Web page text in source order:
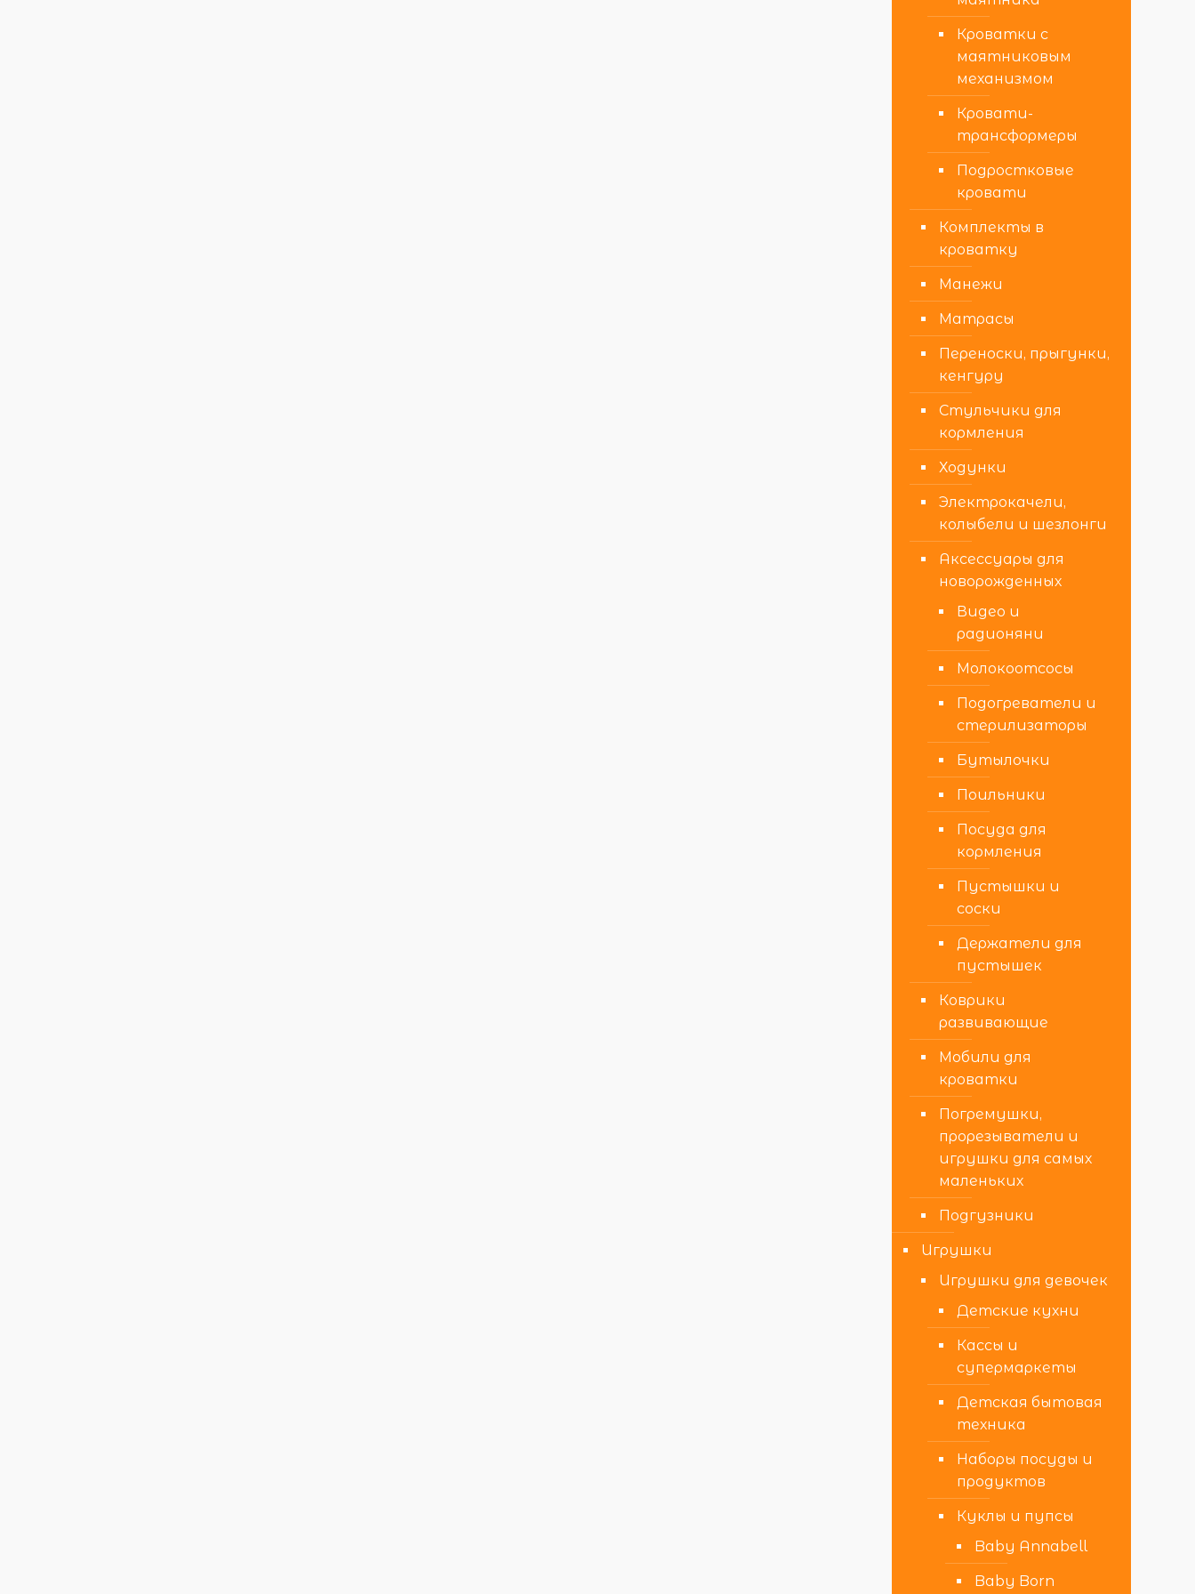
Кроватки с
маятниковым
механизмом
Кровати-
трансформеры
Подростковые
кровати
Комплекты в
кроватку
Манежи
Матрасы
Переноски, прыгунки,
кенгуру
Стульчики для
кормления
Ходунки
Электрокачели,
колыбели и шезлонги
Аксессуары для
новорожденных
Видео и
радионяни
Молокоотсосы
Подогреватели и
стерилизаторы
Бутылочки
Поильники
Посуда для
кормления
Пустышки и
соски
Держатели для
пустышек
Коврики
развивающие
Мобили для
кроватки
Погремушки,
прорезыватели и
игрушки для самых
маленьких
Подгузники
Игрушки
Игрушки для девочек
Детские кухни
Кассы и
супермаркеты
Детская бытовая
техника
Наборы посуды и
продуктов
Куклы и пупсы
Baby Annabell
Baby Born